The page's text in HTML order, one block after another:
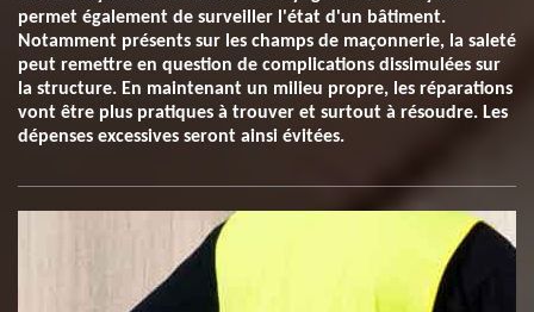
permet également de surveiller l'état d'un bâtiment.
Notamment présents sur les champs de maçonnerie, la saleté
peut remettre en question de complications dissimulées sur
la structure. En maintenant un milieu propre, les réparations
vont être plus pratiques à trouver et surtout à résoudre. Les
dépenses excessives seront ainsi évitées.